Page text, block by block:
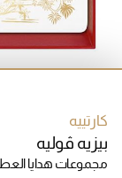
كارتييه
بيزيه ڤوليه
مجموعات هدايا